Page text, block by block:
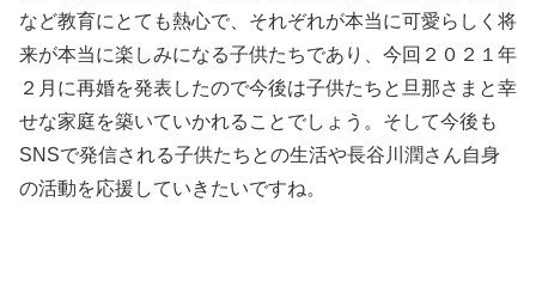
など教育にとても熱心で、それぞれが本当に可愛らしく将
来が本当に楽しみになる子供たちであり、今回２０２１年
２月に再婚を発表したので今後は子供たちと旦那さまと幸
せな家庭を築いていかれることでしょう。そして今後も
SNSで発信される子供たちとの生活や長谷川潤さん自身
の活動を応援していきたいですね。